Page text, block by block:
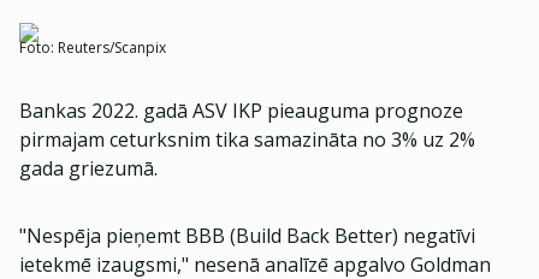
Foto: Reuters/Scanpix
Bankas 2022. gadā ASV IKP pieauguma prognoze
pirmajam ceturksnim tika samazināta no 3% uz 2%
gada griezumā.
"Nespēja pieņemt BBB (Build Back Better) negatīvi
ietekmē izaugsmi," nesenā analīzē apgalvo Goldman